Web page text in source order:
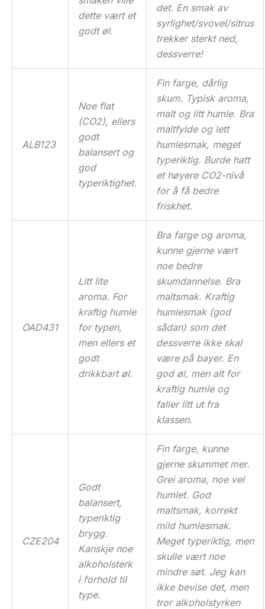
dette vært et
godt øl.
det. En smak av
syrlighet/svovel/sitrus
trekker sterkt ned,
dessverre!
ALB123
Noe flat
(CO2), ellers
godt
balansert og
god
typeriktighet.
Fin farge, dårlig
skum. Typisk aroma,
malt og litt humle. Bra
maltfylde og lett
humlesmak, meget
typeriktig. Burde hatt
et høyere CO2-nivå
for å få bedre
friskhet.
OAD431
Litt lite
aroma. For
kraftig humle
for typen,
men ellers et
godt
drikkbart øl.
Bra farge og aroma,
kunne gjerne vært
noe bedre
skumdannelse. Bra
maltsmak. Kraftig
humlesmak (god
sådan) som det
dessverre ikke skal
være på bayer. En
god øl, men alt for
kraftig humle og
faller litt ut fra
klassen.
CZE204
Godt
balansert,
typeriktig
brygg.
Kanskje noe
alkoholsterk
i forhold til
type.
Fin farge, kunne
gjerne skummet mer.
Grei aroma, noe vel
humlet. God
maltsmak, korrekt
mild humlesmak.
Meget typeriktig, men
skulle vært noe
mindre søt. Jeg kan
ikke bevise det, men
tror alkoholstyrken